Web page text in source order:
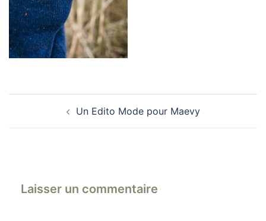
Un Edito Mode pour Maevy
Laisser un commentaire